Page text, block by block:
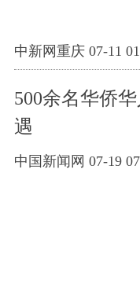
中新网重庆 07-11
500余名华侨
遇
中国新闻网 07-19